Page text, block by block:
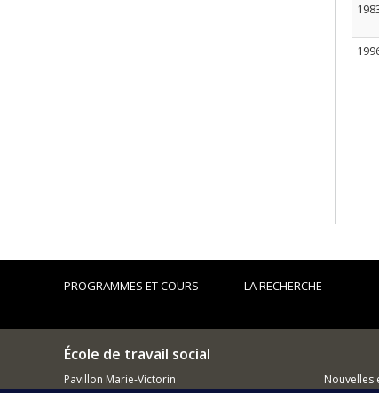
PROGRAMMES ET COURS LA RECHERCHE
École de travail social
Pavillon Marie-Victorin Nouvelles